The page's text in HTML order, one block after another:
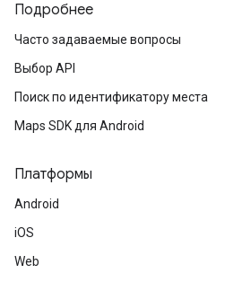
Подробнее
Часто задаваемые вопросы
Выбор API
Поиск по идентификатору места
Maps SDK для Android
Платформы
Android
iOS
Web